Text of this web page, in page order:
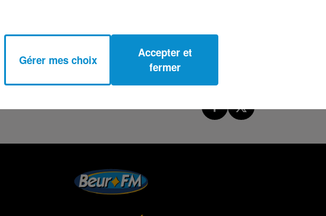
Gérer mes choix
Accepter et
fermer